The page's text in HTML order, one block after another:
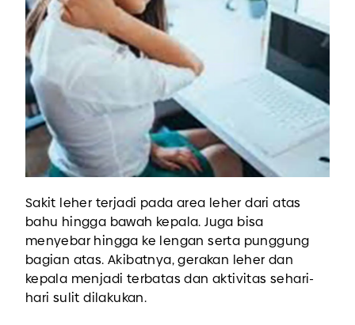
Sakit leher terjadi pada area leher dari atas
bahu hingga bawah kepala. Juga bisa
menyebar hingga ke lengan serta punggung
bagian atas. Akibatnya, gerakan leher dan
kepala menjadi terbatas dan aktivitas sehari-
hari sulit dilakukan.